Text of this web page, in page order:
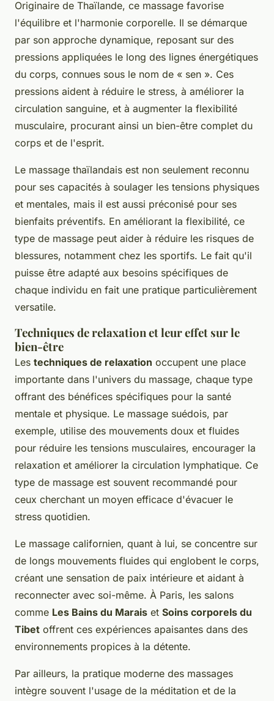
Originaire de Thaïlande, ce massage favorise
l'équilibre et l'harmonie corporelle. Il se démarque
par son approche dynamique, reposant sur des
pressions appliquées le long des lignes énergétiques
du corps, connues sous le nom de « sen ». Ces
pressions aident à réduire le stress, à améliorer la
circulation sanguine, et à augmenter la flexibilité
musculaire, procurant ainsi un bien-être complet du
corps et de l'esprit.
Le massage thaïlandais est non seulement reconnu
pour ses capacités à soulager les tensions physiques
et mentales, mais il est aussi préconisé pour ses
bienfaits préventifs. En améliorant la flexibilité, ce
type de massage peut aider à réduire les risques de
blessures, notamment chez les sportifs. Le fait qu'il
puisse être adapté aux besoins spécifiques de
chaque individu en fait une pratique particulièrement
versatile.
Techniques de relaxation et leur effet sur le
bien-être
Les techniques de relaxation occupent une place
importante dans l'univers du massage, chaque type
offrant des bénéfices spécifiques pour la santé
mentale et physique. Le massage suédois, par
exemple, utilise des mouvements doux et fluides
pour réduire les tensions musculaires, encourager la
relaxation et améliorer la circulation lymphatique. Ce
type de massage est souvent recommandé pour
ceux cherchant un moyen efficace d'évacuer le
stress quotidien.
Le massage californien, quant à lui, se concentre sur
de longs mouvements fluides qui englobent le corps,
créant une sensation de paix intérieure et aidant à
reconnecter avec soi-même. À Paris, les salons
comme Les Bains du Marais et Soins corporels du
Tibet offrent ces expériences apaisantes dans des
environnements propices à la détente.
Par ailleurs, la pratique moderne des massages
intègre souvent l'usage de la méditation et de la